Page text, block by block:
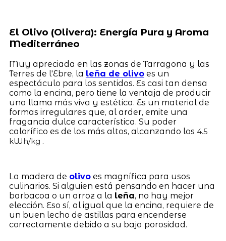
El Olivo (Olivera): Energía Pura y Aroma
Mediterráneo
Muy apreciada en las zonas de Tarragona y las
Terres de l'Ebre, la leña de olivoes un
espectáculo para los sentidos. Es casi tan densa
como la encina, pero tiene la ventaja de producir
una llama más viva y estética. Es un material de
formas irregulares que, al arder, emite una
fragancia dulce característica. Su poder
calorífico es de los más altos, alcanzando los 4.5
kWh/kg .
La madera de olivoes magnífica para usos
culinarios. Si alguien está pensando en hacer una
barbacoa o un arroz a la leña, no hay mejor
elección. Eso sí, al igual que la encina, requiere de
un buen lecho de astillas para encenderse
correctamente debido a su baja porosidad.